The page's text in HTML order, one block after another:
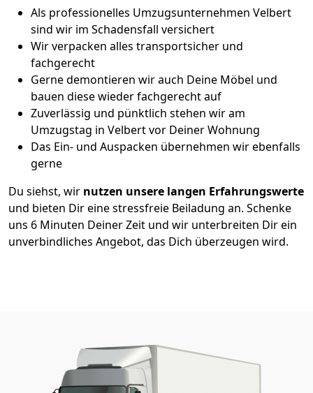
Als professionelles Umzugsunternehmen Velbert
sind wir im Schadensfall versichert
Wir verpacken alles transportsicher und
fachgerecht
Gerne demontieren wir auch Deine Möbel und
bauen diese wieder fachgerecht auf
Zuverlässig und pünktlich stehen wir am
Umzugstag in Velbert vor Deiner Wohnung
Das Ein- und Auspacken übernehmen wir ebenfalls
gerne
Du siehst, wir nutzen unsere langen Erfahrungswerte
und bieten Dir eine stressfreie Beiladung an. Schenke
uns 6 Minuten Deiner Zeit und wir unterbreiten Dir ein
unverbindliches Angebot, das Dich überzeugen wird.